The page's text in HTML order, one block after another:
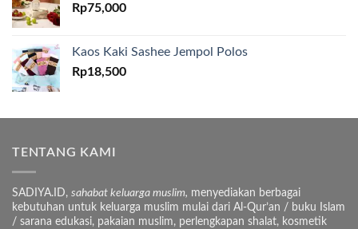
Rp75,000
Kaos Kaki Sashee Jempol Polos
Rp18,500
TENTANG KAMI
SADIYA.ID, sahabat keluarga muslim, menyediakan berbagai
kebutuhan untuk keluarga muslim mulai dari Al-Qur’an / buku Islam
/ sarana edukasi, pakaian muslim, perlengkapan shalat, kosmetik